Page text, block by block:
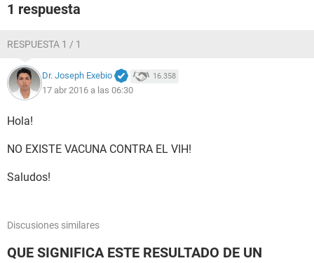
1 respuesta
RESPUESTA 1 / 1
Dr. Joseph Exebio 16.358
17 abr 2016 a las 06:30
Hola!
NO EXISTE VACUNA CONTRA EL VIH!
Saludos!
Discusiones similares
QUE SIGNIFICA ESTE RESULTADO DE UN